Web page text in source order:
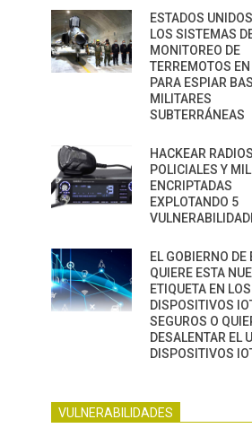
ESTADOS
LOS SISTEMAS
MONITOREO DE
TERREMOTOS
PARA ESPIAR
MILITARES
SUBTERRÁNEAS
HACKEAR RADIOS
POLICIALES Y
ENCRIPTADAS
EXPLOTANDO 5
EL GOBIERNO DE
QUIERE ESTA
ETIQUETA EN LOS
DISPOSITIVOS
SEGUROS O
DESALENTAR EL
DISPOSITIVOS
VULNERABILIDADES